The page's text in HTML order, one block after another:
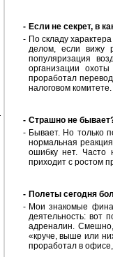
- Если не секрет, в
- По складу
делом, если вижу
популяризация
организации
проработал
налоговом
- Страшно не
- Бывает. Но только
нормальная
ошибку нет. Часто
приходит с ростом
- Полеты сегодня
- Мои знакомые
деятельность: вот
адреналин.
«круче, выше или
проработал в